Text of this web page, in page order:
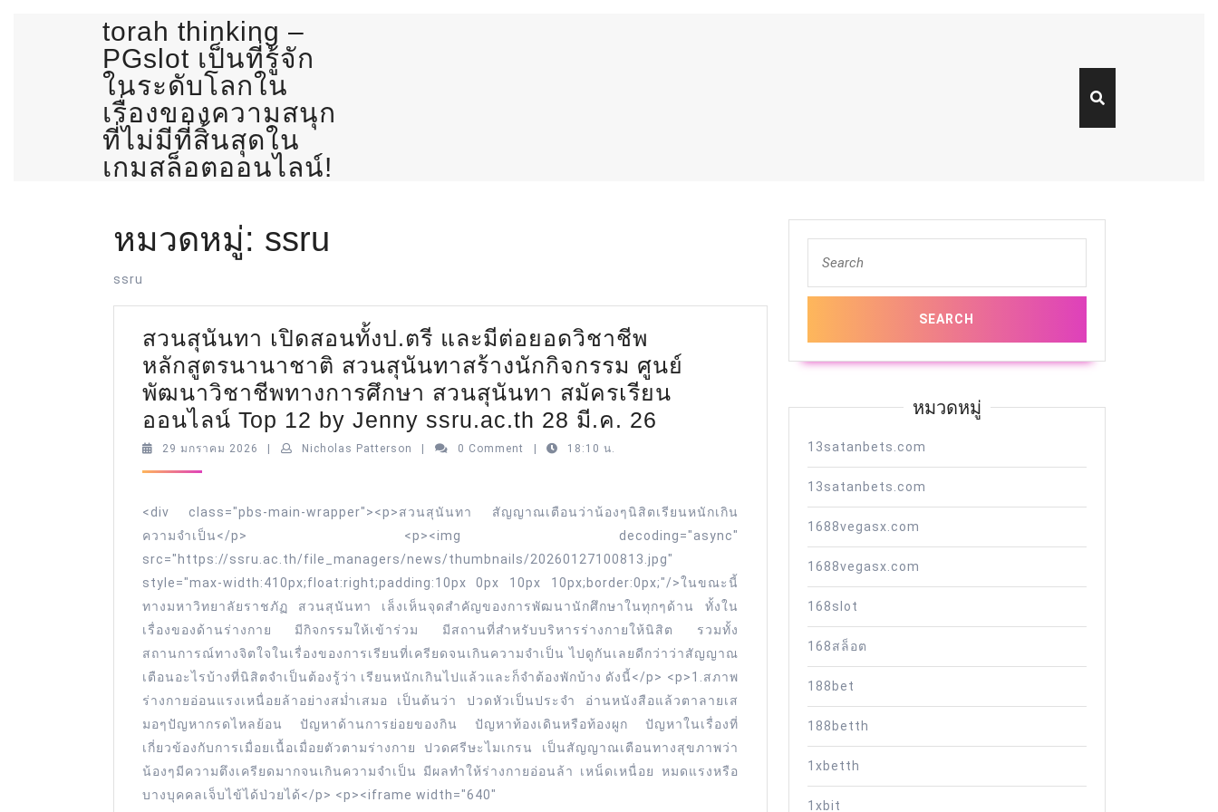
torah thinking –
PGslot เป็นที่รู้จัก
ในระดับโลกใน
เรื่องของความสนุก
ที่ไม่มีที่สิ้นสุดใน
เกมสล็อตออนไลน์!
หมวดหมู่: ssru
ssru
สวนสุนันทา เปิดสอนทั้งป.ตรี และมีต่อยอดวิชาชีพ
หลักสูตรนานาชาติ สวนสุนันทาสร้างนักกิจกรรม ศูนย์
พัฒนาวิชาชีพทางการศึกษา สวนสุนันทา สมัครเรียน
ออนไลน์ Top 12 by Jenny ssru.ac.th 28 มี.ค. 26
นทั้งป.ตรี
และ
มี
ต่อย
อด
วิชาชีพ
หลักสูตร
นานาชาติ
สวนสุนันทา
สร้าง
นัก
29 มกราคม 2026 29| Nicholas Patterson Nicholas
| 0 Comment | 18:10 น.
<div class="pbs-main-wrapper"><p>สวนสุนันทา สัญญาณเตือนว่าน้องๆนิสิตเรียนหนักเกิน
ความจำเป็น</p> <p><img decoding="async"
src="https://ssru.ac.th/file_managers/news/thumbnails/20260127100813.jpg"
style="max-width:410px;float:right;padding:10px 0px 10px 10px;border:0px;"/>ในขณะนี้
ทางมหาวิทยาลัยราชภัฏ สวนสุนันทา เล็งเห็นจุดสำคัญของการพัฒนานักศึกษาในทุกๆด้าน ทั้งใน
เรื่องของด้านร่างกาย มีกิจกรรมให้เข้าร่วม มีสถานที่สำหรับบริหารร่างกายให้นิสิต รวมทั้ง
สถานการณ์ทางจิตใจในเรื่องของการเรียนที่เครียดจนเกินความจำเป็น ไปดูกันเลยดีกว่าว่าสัญญาณ
เตือนอะไรบ้างที่นิสิตจำเป็นต้องรู้ว่า เรียนหนักเกินไปแล้วและก็จำต้องพักบ้าง ดังนี้</p> <p>1.สภาพ
ร่างกายอ่อนแรงเหนื่อยล้าอย่างสม่ำเสมอ เป็นต้นว่า ปวดหัวเป็นประจำ อ่านหนังสือแล้วตาลายเส
มอๆปัญหากรดไหลย้อน ปัญหาด้านการย่อยของกิน ปัญหาท้องเดินหรือท้องผูก ปัญหาในเรื่องที่
เกี่ยวข้องกับการเมื่อยเนื้อเมื่อยตัวตามร่างกาย ปวดศรีษะไมเกรน เป็นสัญญาณเตือนทางสุขภาพว่า
น้องๆมีความตึงเครียดมากจนเกินความจำเป็น มีผลทำให้ร่างกายอ่อนล้า เหน็ดเหนื่อย หมดแรงหรือ
บางบุคคลเจ็บไข้ได้ป่วยได้</p> <p><iframe width="640"
for:
หมวดหมู่
13satanbets.com
13satanbets.com
1688vegasx.com
1688vegasx.com
168slot
168สล็อต
188bet
188betth
1xbetth
1xbit